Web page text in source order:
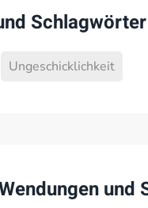
Schlagwörter
Ungeschicklichkeit
und